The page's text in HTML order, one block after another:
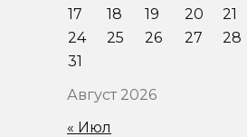
Август 2026
17
18 19 20 21
24
25 26 27 28
31
« Июл